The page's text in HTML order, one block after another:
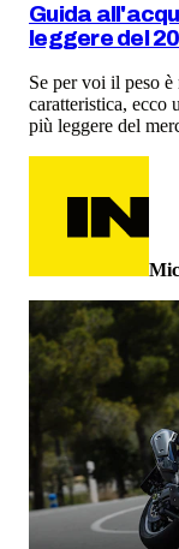
Guida
leggere del
Se per voi il peso
caratteristica, ecco
più leggere del